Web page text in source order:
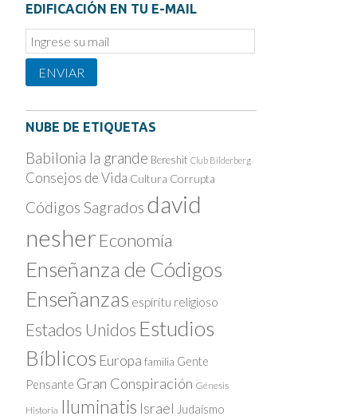
EDIFICACIÓN EN TU E-MAIL
Email
Subscription
ENVIAR
NUBE DE ETIQUETAS
Babilonia la grande Bereshit Club Bilderberg
Consejos de Vida Cultura Corrupta
Códigos Sagrados david
nesher Economía
Enseñanza de Códigos
Enseñanzas espíritu religioso
Estados Unidos Estudios
Bíblicos Europa familia Gente
Pensante Gran Conspiración Génesis
Historia Iluminatis Israel Judaísmo